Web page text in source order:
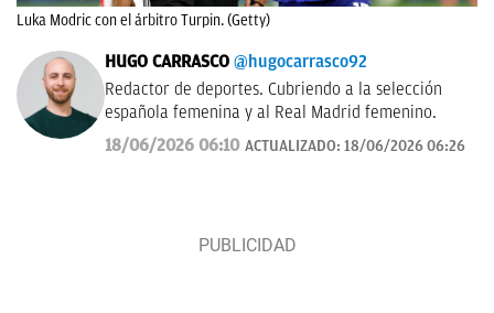
Luka Modric con el árbitro Turpin. (Getty)
HUGO CARRASCO @hugocarrasco92
Redactor de deportes. Cubriendo a la selección
española femenina y al Real Madrid femenino.
18/06/2026 06:10 ACTUALIZADO: 18/06/2026 06:26